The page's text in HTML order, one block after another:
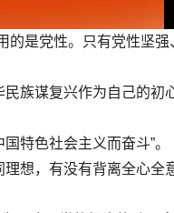
是党性。只有党性坚
族谋复兴作为自己的
特色社会主义而奋斗”。
想，有没有背离全心